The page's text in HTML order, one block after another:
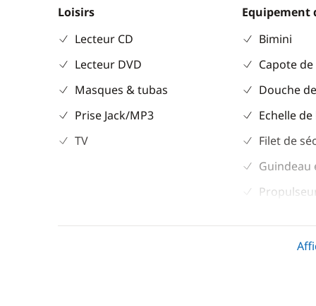
Loisirs
Lecteur CD
Lecteur DVD
Masques & tubas
Prise Jack/MP3
TV
Equipement
Bimini
Capote
Douche
Echelle
Filet de
Guindeau